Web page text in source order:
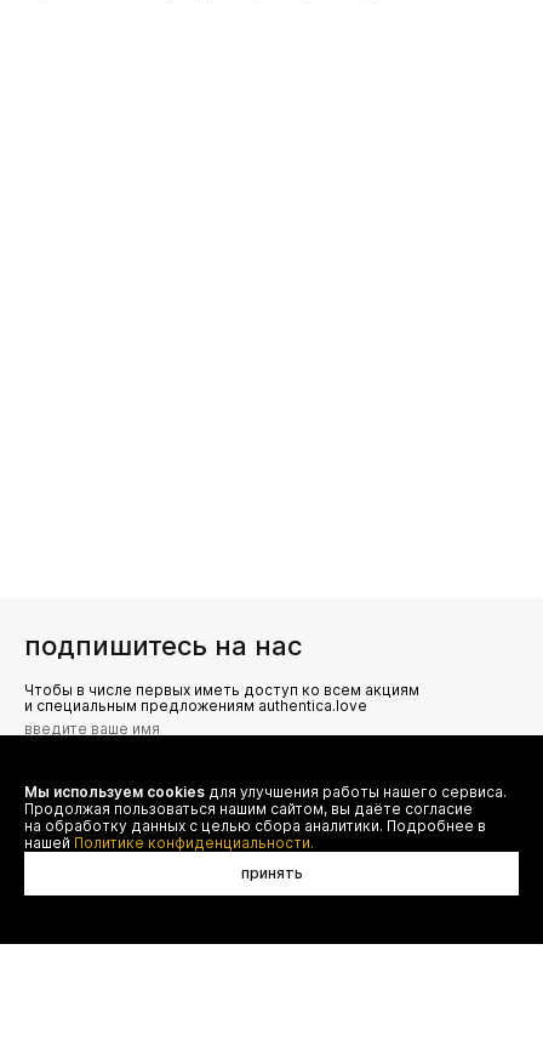
подпишитесь на нас
Чтобы в числе первых иметь доступ ко всем акциям
и специальным предложениям authentica.love
Я даю согласие на сбор, обработку и хранение моих
персональных данных (имя, email, телефон) для получения
рекламных и информационных рассылок от ООО 'БТ
Юнайтед', а также ознакомлен(а) с
Политикой конфиденциальности
Мы используем cookies для улучшения работы нашего сервиса.
Продолжая пользоваться нашим сайтом, вы даёте согласие
на обработку данных с целью сбора аналитики. Подробнее в
нашей Политике конфиденциальности.
принять